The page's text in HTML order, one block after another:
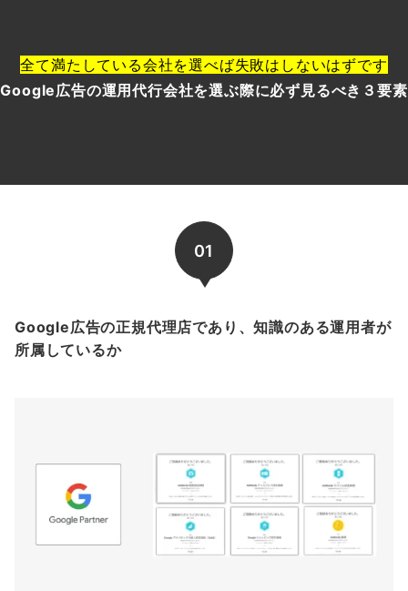
全て満たしている会社を選べば失敗はしないはずです
Google広告の運用代行会社を選ぶ際に必ず見るべき３要素
01
Google広告の正規代理店であり、知識のある運用者が
所属しているか